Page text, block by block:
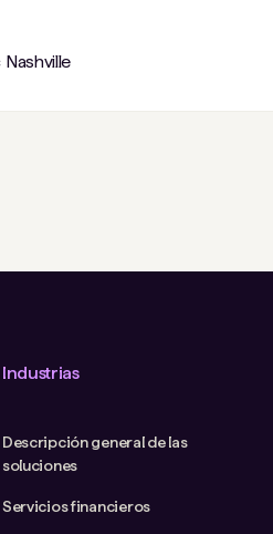
Nashville
Industrias
Descripción general de las
soluciones
Servicios financieros